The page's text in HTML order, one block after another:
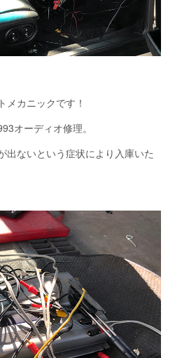
メカニックです！
オーディオ修理。
出ないという症状により入庫いた